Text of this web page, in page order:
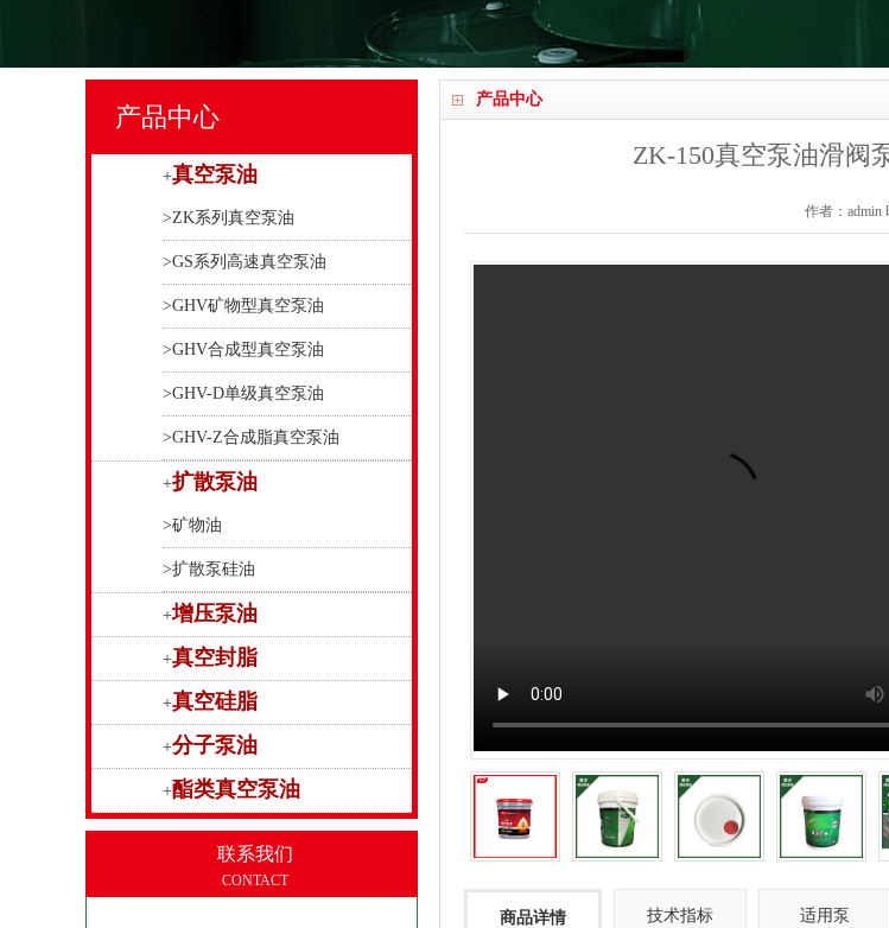
产品中心
ZK-150真空泵油滑阀
作者：admin
商品详情 技术指标 适用泵
产品中心
+真空泵油
>ZK系列真空泵油
>GS系列高速真空泵油
>GHV矿物型真空泵油
>GHV合成型真空泵油
>GHV-D单级真空泵油
>GHV-Z合成脂真空泵油
+扩散泵油
>矿物油
>扩散泵硅油
+增压泵油
+真空封脂
+真空硅脂
+分子泵油
+酯类真空泵油
联系我们
CONTACT